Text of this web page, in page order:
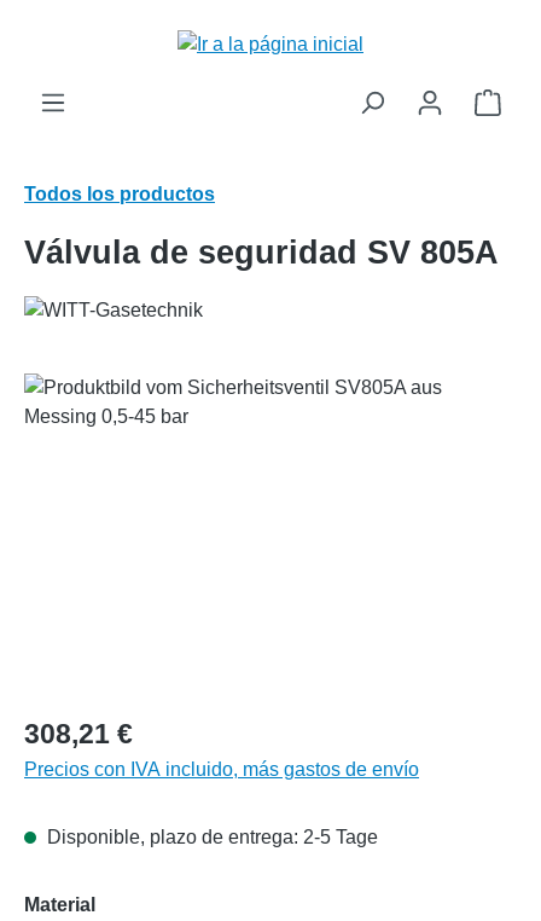
El
Todos los productos
Válvula de seguridad SV 805A
Omitir galería de imágenes
308,21 €
Precios con IVA incluido, más gastos de envío
Disponible, plazo de entrega: 2-5 Tage
Seleccione
Material